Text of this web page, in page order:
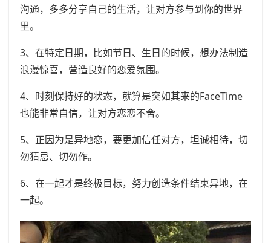
沟通，多多分享自己的生活，让对方参与到你的世界
里。
3、在特定日期，比如节日、生日的时候，想办法制造
浪漫惊喜，营造良好的恋爱氛围。
4、时刻保持好的状态，就算是突如其来的FaceTime
也能非常自信，让对方恋恋不舍。
5、正因为是异地恋，要更加信任对方，坦诚相待，切
勿猜忌、切勿作。
6、在一起才是终极目标，努力创造条件结束异地，在
一起。